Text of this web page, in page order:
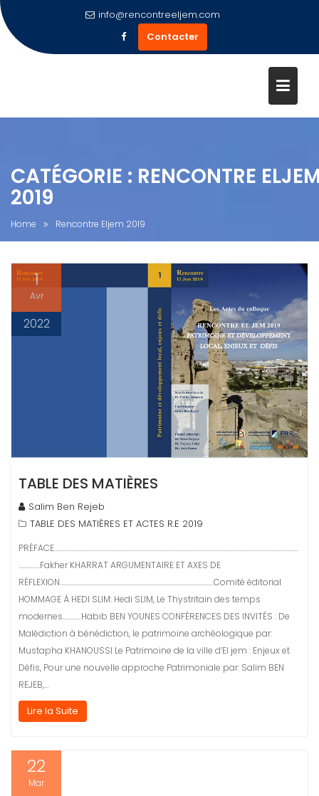
Skip
to
content
info@rencontreeljem.com
Contacter
CATÉGORIE : RENCONTRE
2019
Home Rencontre Eljem 2019
1
Avr
2022
TABLE DES MATIÈRES
Salim Ben Rejeb
TABLE DES MATIÈRES ET ACTES R.E 2019
PRÉFACE………………………………………………………………………………………………………………………………………………………
……………Fakher KHARRAT ARGUMENTAIRE ET AXES DE
RÉFLEXION………………………………………………………………………………………………Comité éditorial
HOMMAGE Á HEDI SLIM: Hedi SLIM, Le Thystritain des temps
modernes………….Habib BEN YOUNES CONFÉRENCES DES INVITÉS : De
Malédiction à bénédiction, le patrimoine archéologique par:
Mustapha KHANOUSSI Le Patrimoine de la ville d’El jem : Enjeux et
Défis, Pour une nouvelle approche Patrimoniale par: Salim BEN
REJEB,…
Lire la Suite
22
Mar